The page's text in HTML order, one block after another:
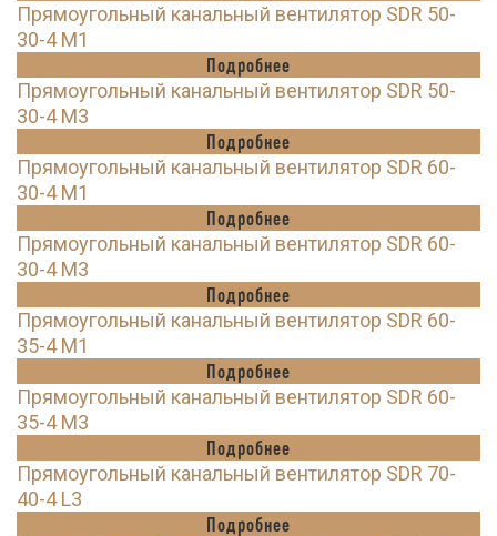
Прямоугольный канальный вентилятор SDR 50-
30-4 M1
Подробнее
Прямоугольный канальный вентилятор SDR 50-
30-4 M3
Подробнее
Прямоугольный канальный вентилятор SDR 60-
30-4 M1
Подробнее
Прямоугольный канальный вентилятор SDR 60-
30-4 M3
Подробнее
Прямоугольный канальный вентилятор SDR 60-
35-4 M1
Подробнее
Прямоугольный канальный вентилятор SDR 60-
35-4 M3
Подробнее
Прямоугольный канальный вентилятор SDR 70-
40-4 L3
Подробнее